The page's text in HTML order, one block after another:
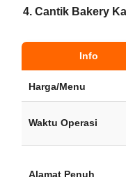
4. Cantik Bakery
Info
Harga/Menu
Waktu Operasi
Alamat Penuh